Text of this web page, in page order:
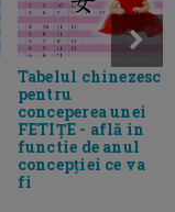
Tabelul chinezesc
pentru
conceperea unei
FETIȚE - află in
functie de anul
concepției ce va
fi